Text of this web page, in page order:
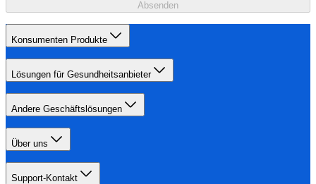
Absenden
Konsumenten Produkte
Lösungen für Gesundheitsanbieter
Andere Geschäftslösungen
Über uns
Support-Kontakt